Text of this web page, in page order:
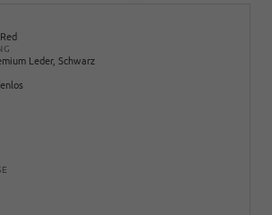
Leder, Schwarz